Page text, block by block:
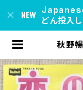
どん投入し
秋野